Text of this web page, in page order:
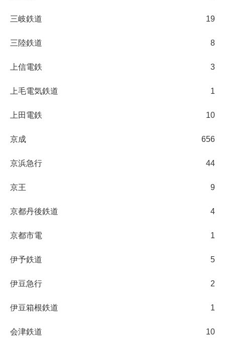
三岐鉄道 19
三陸鉄道 8
上信電鉄 3
上毛電気鉄道 1
上田電鉄 10
京成 656
京浜急行 44
京王 9
京都丹後鉄道 4
京都市電 1
伊予鉄道 5
伊豆急行 2
伊豆箱根鉄道 1
会津鉄道 10